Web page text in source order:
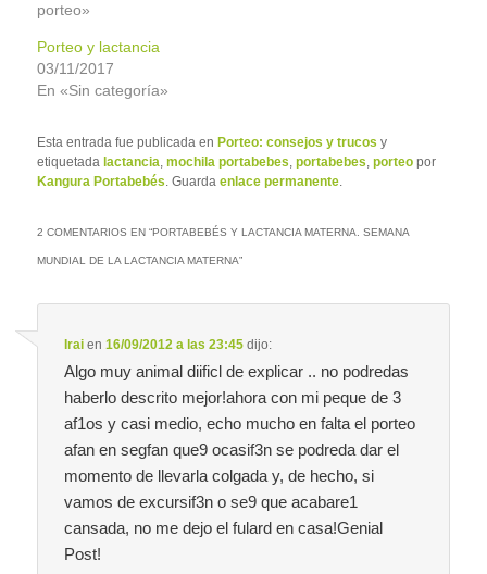
porteo»
Porteo y lactancia
03/11/2017
En «Sin categoría»
Esta entrada fue publicada en Porteo: consejos y trucos y
etiquetada lactancia,mochila portabebes,portabebes,porteo por
Kangura Portabebés. Guardaenlace permanente.
2 COMENTARIOS EN “PORTABEBÉS Y LACTANCIA MATERNA. SEMANA
MUNDIAL DE LA LACTANCIA MATERNA”
Irai en16/09/2012 a las 23:45 dijo:
Algo muy animal diificl de explicar .. no podredas
haberlo descrito mejor!ahora con mi peque de 3
af1os y casi medio, echo mucho en falta el porteo
afan en segfan que9 ocasif3n se podreda dar el
momento de llevarla colgada y, de hecho, si
vamos de excursif3n o se9 que acabare1
cansada, no me dejo el fulard en casa!Genial
Post!